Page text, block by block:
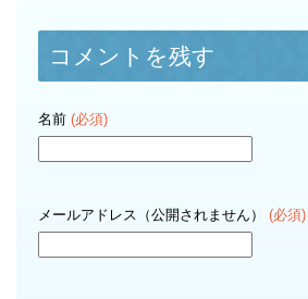
コメントを残す
名前 (必須)
メールアドレス（公開されません） (必須)